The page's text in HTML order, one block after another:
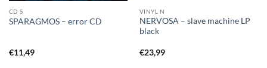
CD S
SPARAGMOS – error CD
€11,49
VINYL N
NERVOSA – slave machine LP
black
€23,99